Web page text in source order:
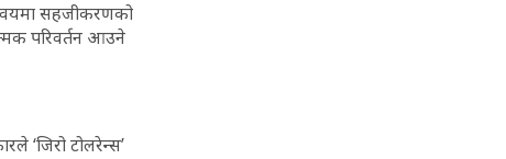
सहजीकरणको
परिवर्तन आउने
‘जिरो टोलरेन्स’